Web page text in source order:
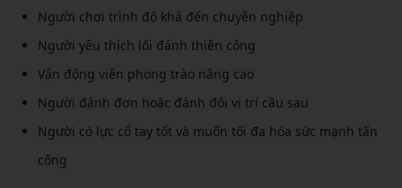
Người chơi trình độ khá đến chuyên nghiệp
Người yêu thích lối đánh thiên công
Vận động viên phong trào nâng cao
Người đánh đơn hoặc đánh đôi vị trí cầu sau
Người có lực cổ tay tốt và muốn tối đa hóa sức mạnh tấn
công